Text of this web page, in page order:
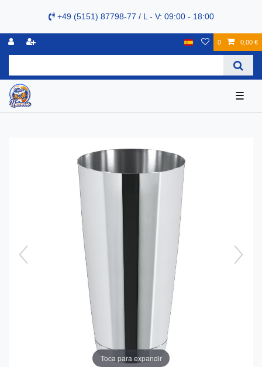
+49 (5151) 87798-77 / L - V: 09:00 - 18:00
0 0,00 €
☰
Toca para expandir